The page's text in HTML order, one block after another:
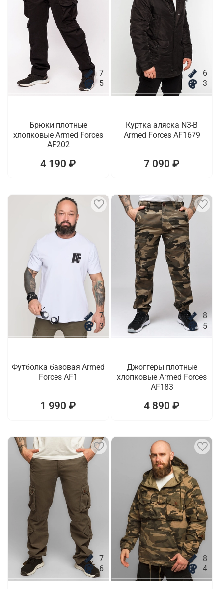
7
5
Брюки плотные
хлопковые Armed Forces
AF202
4 190 ₽
6
3
Куртка аляска N3-B
Armed Forces AF1679
7 090 ₽
7
3
Футболка базовая Armed
Forces AF1
1 990 ₽
8
5
Джоггеры плотные
хлопковые Armed Forces
AF183
4 890 ₽
7
6
8
4